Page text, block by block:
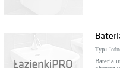
Cena: 416,00 zł WIĘCEJ
Typ:
Bateria